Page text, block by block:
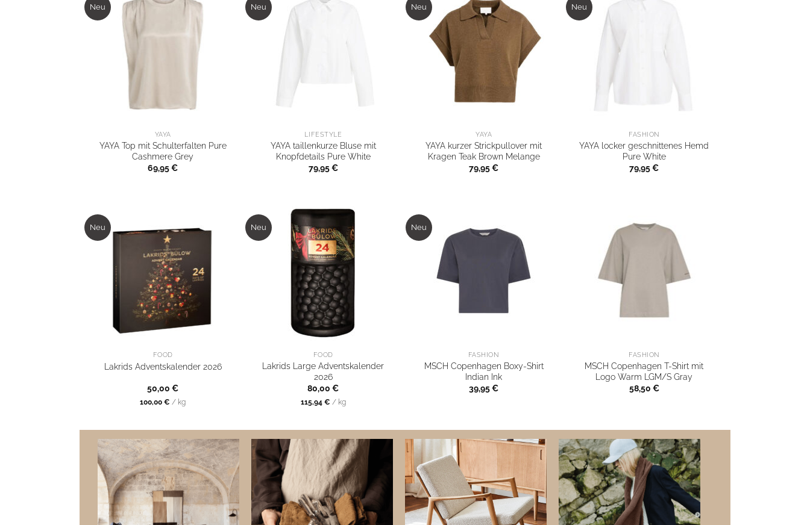
Neu
YAYA
YAYA Top mit Schulterfalten Pure
Cashmere Grey
69,95€
Neu
LIFESTYLE
YAYA taillenkurze Bluse mit
Knopfdetails Pure White
79,95€
Neu
YAYA
YAYA kurzer Strickpullover mit
Kragen Teak Brown Melange
79,95€
Neu
FASHION
YAYA locker geschnittenes Hemd
Pure White
79,95€
Neu
FOOD
Lakrids Adventskalender 2026
50,00€
100,00€ / kg
Neu
FOOD
Lakrids Large Adventskalender
2026
80,00€
115,94 € / kg
Neu
FASHION
MSCH Copenhagen Boxy-Shirt
Indian Ink
39,95€
FASHION
MSCH Copenhagen T-Shirt mit
Logo Warm LGM/S Gray
58,50 €